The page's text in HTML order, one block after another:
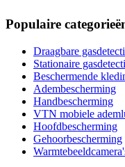
Populaire
Draagbare
Stationaire
Beschermende
Adembescherming
Handbescherming
VTN mobiele
Hoofdbescherming
Gehoorbescherming